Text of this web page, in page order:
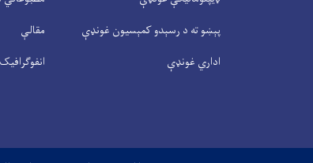
پېښو ته د رسېدو کمېسیون غونډې
اداري غونډې
مقالې
انفوګرافیک